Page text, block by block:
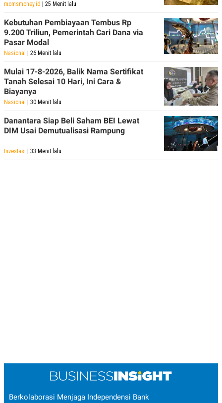
momsmoney.id | 25 Menit lalu
Kebutuhan Pembiayaan Tembus Rp
9.200 Triliun, Pemerintah Cari Dana via
Pasar Modal
Nasional | 26 Menit lalu
Mulai 17-8-2026, Balik Nama Sertifikat
Tanah Selesai 10 Hari, Ini Cara &
Biayanya
Nasional | 30 Menit lalu
Danantara Siap Beli Saham BEI Lewat
DIM Usai Demutualisasi Rampung
Investasi | 33 Menit lalu
Berkolaborasi Menjaga Independensi Bank